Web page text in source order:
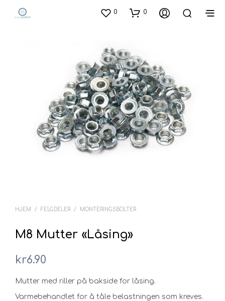
0 0
HJEM / FELGDELER / MONTERINGSBOLTER
M8 Mutter «Låsing»
kr6.90
Mutter med riller på bakside for låsing.
Varmebehandlet for å tåle belastningen som kreves.